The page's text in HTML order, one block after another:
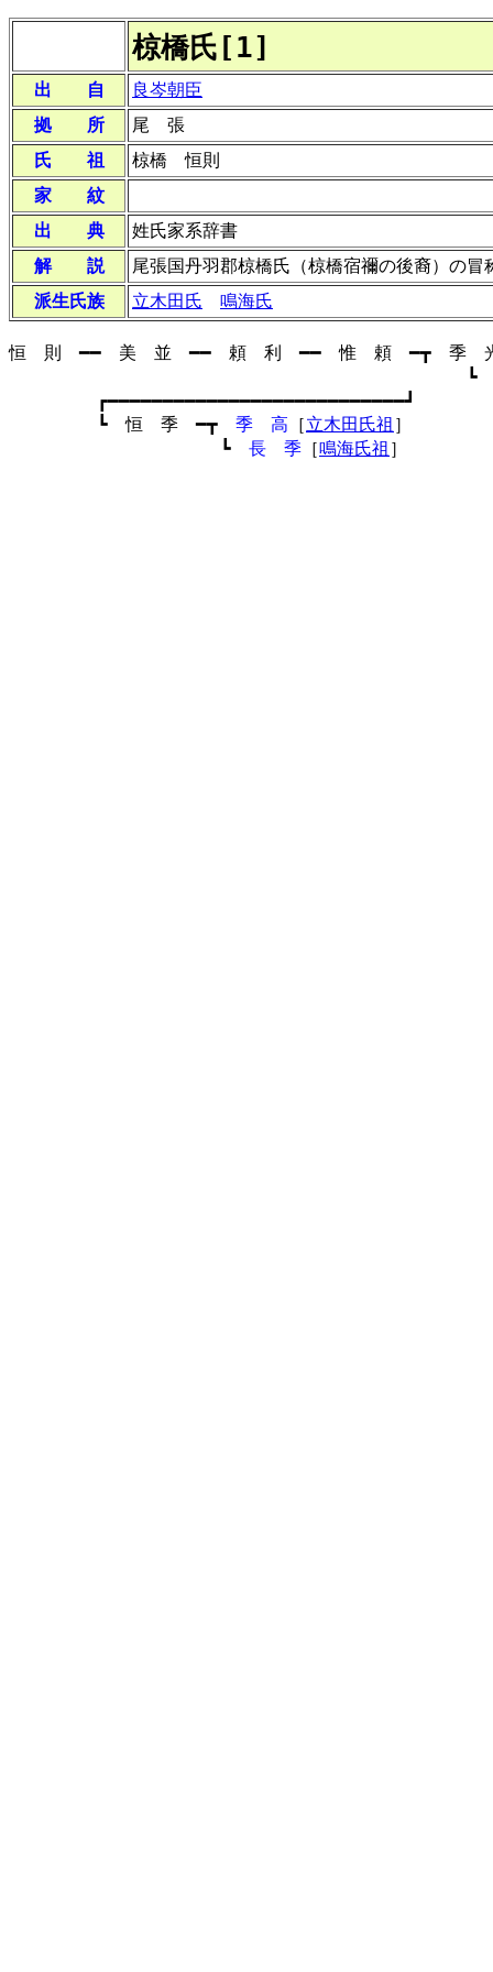
椋橋氏[1]
出 自
良岑朝臣
拠 所
尾 張
氏 祖
椋橋 恒則
家 紋
出 典
姓氏家系辞書
解 説
尾張国丹羽郡椋橋氏（椋橋宿禰の後裔）の冒
派生氏族
立木田氏 鳴海氏
恒 則 ━━ 美 並 ━━ 頼 利 ━━ 惟 頼 ━┳ 季
┗ 惟 光
┏━━━━━━━━━━━━━━━━━━━━━━━━━━━┛
┗ 恒 季 ━┳ 季 高 ［立木田氏祖 ］
┗ 長 季 ［鳴海氏祖 ］